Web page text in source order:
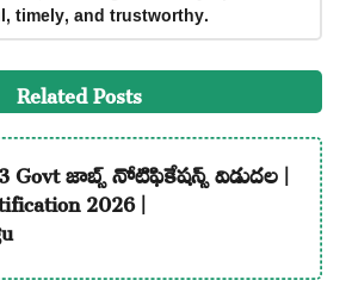
timely, and trustworthy.
Related Posts
Govt జాబ్స్ నోటిఫికేషన్స్ విడుదల |
2026 |